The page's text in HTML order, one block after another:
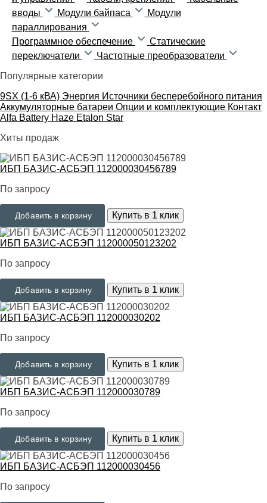
вводы
Модули байпаса
Модули
параллирования
Программное обеспечение
Статические
переключатели
Частотные преобразователи
Популярные категории
9SX (1-6 кВА) Энергия Источники бесперебойного питания
Аккумуляторные батареи Опции и комплектующие Контакт
Alfa Battery Haze Etalon Star
Хиты продаж
ИБП БАЗИС-АСБЭП 112000030456789
По запросу
Добавить в корзину Купить в 1 клик
ИБП БАЗИС-АСБЭП 112000050123202
По запросу
Добавить в корзину Купить в 1 клик
ИБП БАЗИС-АСБЭП 112000030202
По запросу
Добавить в корзину Купить в 1 клик
ИБП БАЗИС-АСБЭП 112000030789
По запросу
Добавить в корзину Купить в 1 клик
ИБП БАЗИС-АСБЭП 112000030456
По запросу